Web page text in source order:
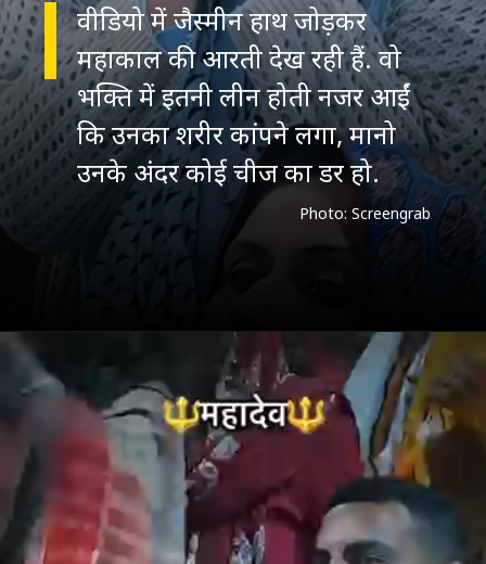
वीडियो में जैस्मीन हाथ जोड़कर
महाकाल की आरती देख रही हैं. वो
भक्ति में इतनी लीन होती नजर आईं
कि उनका शरीर कांपने लगा, मानो
उनके अंदर कोई चीज का डर हो.
Photo: Screengrab